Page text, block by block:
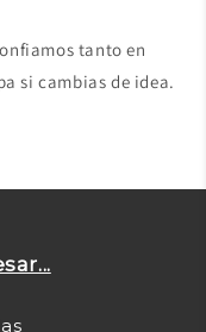
tanto en
si cambias de idea.